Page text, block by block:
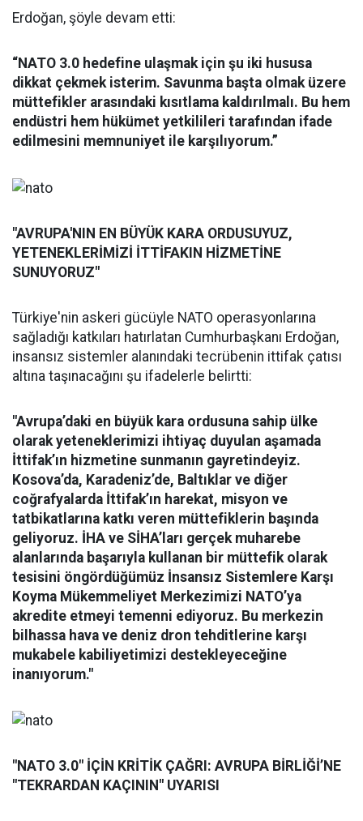
Erdoğan, şöyle devam etti:
“NATO 3.0 hedefine ulaşmak için şu iki hususa
dikkat çekmek isterim. Savunma başta olmak üzere
müttefikler arasındaki kısıtlama kaldırılmalı. Bu hem
endüstri hem hükümet yetkilileri tarafından ifade
edilmesini memnuniyet ile karşılıyorum.”
"AVRUPA'NIN EN BÜYÜK KARA ORDUSUYUZ,
YETENEKLERİMİZİ İTTİFAKIN HİZMETİNE
SUNUYORUZ"
Türkiye'nin askeri gücüyle NATO operasyonlarına
sağladığı katkıları hatırlatan Cumhurbaşkanı Erdoğan,
insansız sistemler alanındaki tecrübenin ittifak çatısı
altına taşınacağını şu ifadelerle belirtti:
"Avrupa’daki en büyük kara ordusuna sahip ülke
olarak yeteneklerimizi ihtiyaç duyulan aşamada
İttifak’ın hizmetine sunmanın gayretindeyiz.
Kosova’da, Karadeniz’de, Baltıklar ve diğer
coğrafyalarda İttifak’ın harekat, misyon ve
tatbikatlarına katkı veren müttefiklerin başında
geliyoruz. İHA ve SİHA’ları gerçek muharebe
alanlarında başarıyla kullanan bir müttefik olarak
tesisini öngördüğümüz İnsansız Sistemlere Karşı
Koyma Mükemmeliyet Merkezimizi NATO’ya
akredite etmeyi temenni ediyoruz. Bu merkezin
bilhassa hava ve deniz dron tehditlerine karşı
mukabele kabiliyetimizi destekleyeceğine
inanıyorum."
"NATO 3.0" İÇİN KRİTİK ÇAĞRI: AVRUPA BİRLİĞİ’NE
"TEKRARDAN KAÇININ" UYARISI